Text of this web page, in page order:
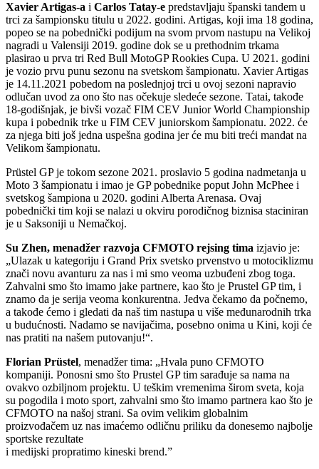
Xavier Artigas-a i Carlos Tatay-e predstavljaju španski tandem u
trci za šampionsku titulu u 2022. godini. Artigas, koji ima 18 godina,
popeo se na pobednički podijum na svom prvom nastupu na Velikoj
nagradi u Valensiji 2019. godine dok se u prethodnim trkama
plasirao u prva tri Red Bull MotoGP Rookies Cupa. U 2021. godini
je vozio prvu punu sezonu na svetskom šampionatu. Xavier Artigas
je 14.11.2021 pobedom na poslednjoj trci u ovoj sezoni napravio
odlučan uvod za ono što nas očekuje sledeće sezone. Tatai, takođe
18-godišnjak, je bivši vozač FIM CEV Junior World Championship
kupa i pobednik trke u FIM CEV juniorskom šampionatu. 2022. će
za njega biti još jedna uspešna godina jer će mu biti treći mandat na
Velikom šampionatu.
Prüstel GP je tokom sezone 2021. proslavio 5 godina nadmetanja u
Moto 3 šampionatu i imao je GP pobednike poput John McPhee i
svetskog šampiona u 2020. godini Alberta Arenasa. Ovaj
pobednički tim koji se nalazi u okviru porodičnog biznisa staciniran
je u Saksoniji u Nemačkoj.
Su Zhen, menadžer razvoja CFMOTO rejsing tima izjavio je:
„Ulazak u kategoriju i Grand Prix svetsko prvenstvo u motociklizmu
znači novu avanturu za nas i mi smo veoma uzbuđeni zbog toga.
Zahvalni smo što imamo jake partnere, kao što je Prustel GP tim, i
znamo da je serija veoma konkurentna. Jedva čekamo da počnemo,
a takođe ćemo i gledati da naš tim nastupa u više međunarodnih trka
u budućnosti. Nadamo se navijačima, posebno onima u Kini, koji će
nas pratiti na našem putovanju!“.
Florian Prüstel, menadžer tima: „Hvala puno CFMOTO
kompaniji. Ponosni smo što Prustel GP tim sarađuje sa nama na
ovakvo ozbiljnom projektu. U teškim vremenima širom sveta, koja
su pogodila i moto sport, zahvalni smo što imamo partnera kao što je
CFMOTO na našoj strani. Sa ovim velikim globalnim
proizvođačem uz nas imaćemo odličnu priliku da donesemo najbolje
sportske rezultate
i medijski propratimo kineski brend.”